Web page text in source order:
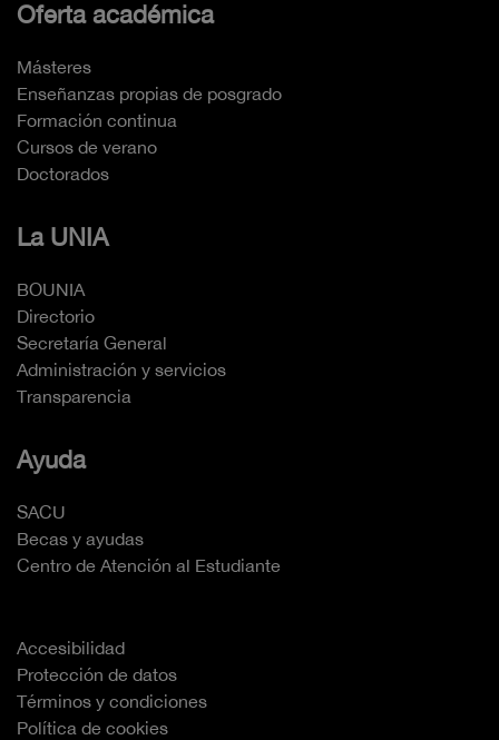
Oferta académica
Másteres
Enseñanzas propias de posgrado
Formación continua
Cursos de verano
Doctorados
La UNIA
BOUNIA
Directorio
Secretaría General
Administración y servicios
Transparencia
Ayuda
SACU
Becas y ayudas
Centro de Atención al Estudiante
Accesibilidad
Protección de datos
Términos y condiciones
Política de cookies